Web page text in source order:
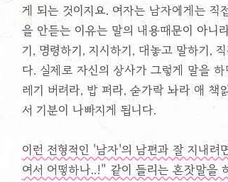
게 되는 것이지요. 여자는 남자에게는
을 안듣는 이유는 말의 내용때문이 아니
기, 명령하기, 지시하기, 대놓고 말하기,
다. 실제로 자신의 상사가 그렇게 말을
레기 버려라, 밥 퍼라, 숟가락 놔라 애 책
서 기분이 나빠지게 됩니다.
이런 전형적인 '남자'의 남편과 잘 지내
여서 어떻하나..!" 같이 들리는 혼잣말을